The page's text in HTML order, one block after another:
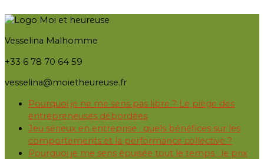
Vesselina Malhomme
+33 6 78 70 64 59
vesselina@moietheureuse.fr
Pourquoi je ne me sens pas libre ? Le piège des
entrepreneuses débordées
Jeu sérieux en entreprise : quels bénéfices sur les
comportements et la performance collective ?
Pourquoi je me sens épuisée tout le temps : le prix